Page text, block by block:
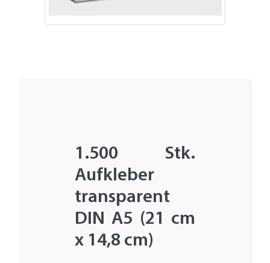
1.500 Stk.
Aufkleber
transparent
DIN A5 (21 cm
x 14,8 cm)